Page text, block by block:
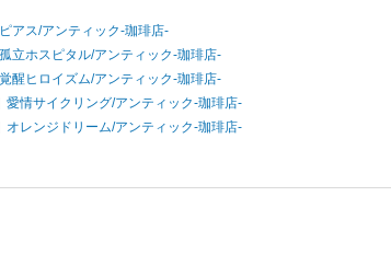
ピアス/アンティック-珈琲店-
孤立ホスピタル/アンティック-珈琲店-
覚醒ヒロイズム/アンティック-珈琲店-
愛情サイクリング/アンティック-珈琲店-
オレンジドリーム/アンティック-珈琲店-